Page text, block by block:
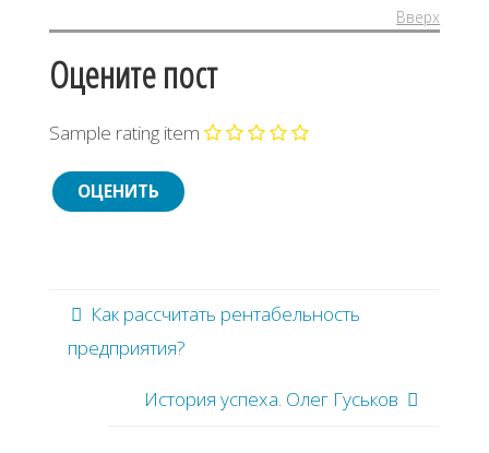
Вверх
Оцените пост
Sample rating item
Как рассчитать рентабельность
предприятия?
История успеха. Олег Гуськов